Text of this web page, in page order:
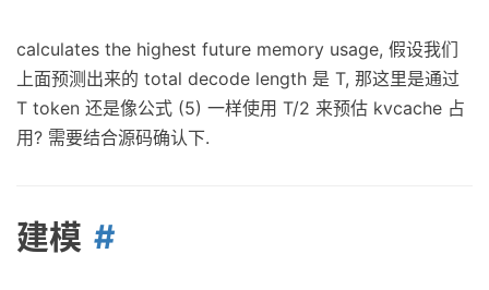
calculates the highest future memory usage, 假设我们
上面预测出来的 total decode length 是 T, 那这里是通过
T token 还是像公式 (5) 一样使用 T/2 来预估 kvcache 占
用? 需要结合源码确认下.
建模